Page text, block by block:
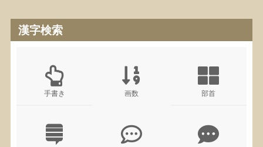
漢字検索
手書き 画数 部首